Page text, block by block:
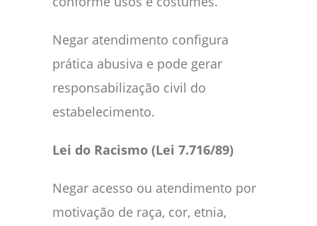
Negar atendimento configura
prática abusiva e pode gerar
responsabilização civil do
estabelecimento.
Lei do Racismo (Lei 7.716/89)
Negar acesso ou atendimento por
motivação de raça, cor, etnia,